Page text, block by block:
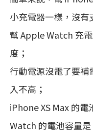
小充電器一樣，沒有
幫 Apple Watch 充
度；
行動電源沒電了要
入不高；
iPhone XS Max 的
Watch 的電池容量